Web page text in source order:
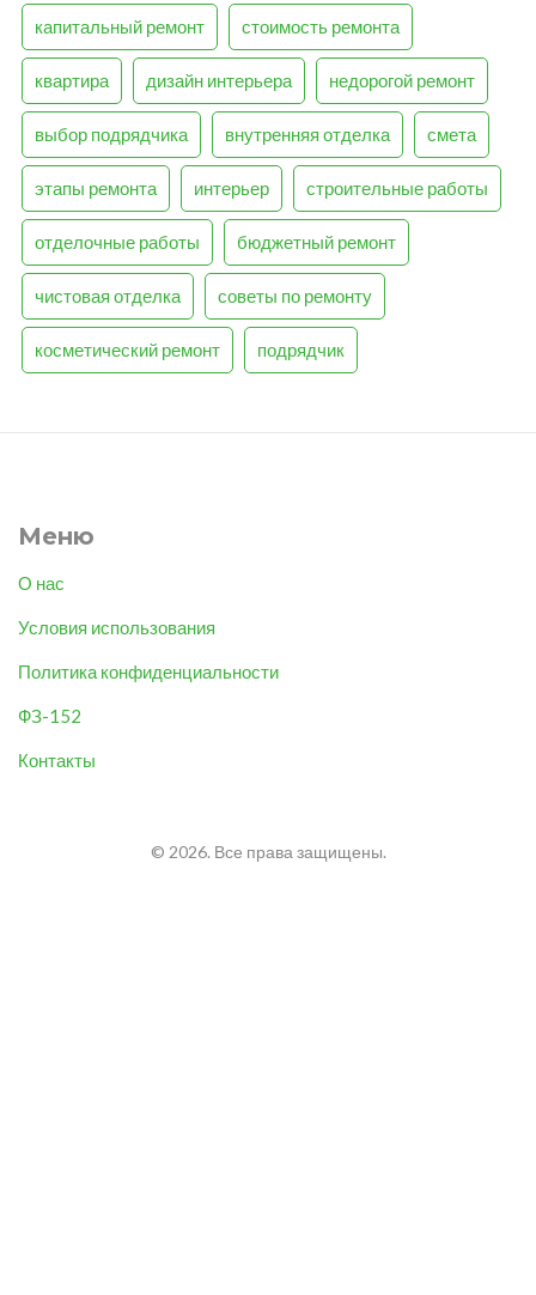
капитальный ремонт стоимость ремонта
квартира дизайн интерьера недорогой ремонт
выбор подрядчика внутренняя отделка смета
этапы ремонта интерьер строительные работы
отделочные работы бюджетный ремонт
чистовая отделка советы по ремонту
косметический ремонт подрядчик
Меню
О нас
Условия использования
Политика конфиденциальности
ФЗ-152
Контакты
© 2026. Все права защищены.